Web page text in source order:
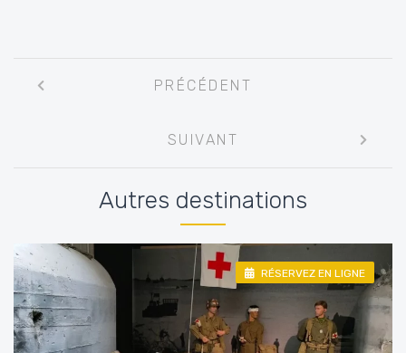
entre
PRÉCÉDENT
SUIVANT
Autres destinations
RÉSERVEZ EN LIGNE